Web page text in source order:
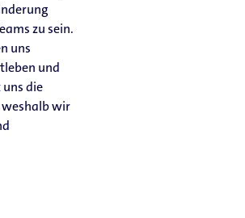
zu sein.
uns
und
die
wir